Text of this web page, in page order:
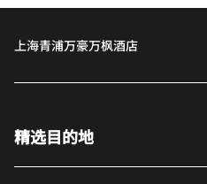
上海青浦万豪万枫酒店
精选目的地